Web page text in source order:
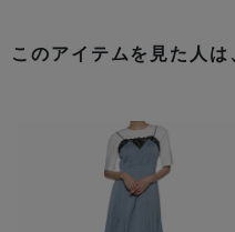
このアイテムを見た人